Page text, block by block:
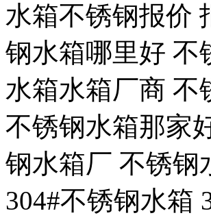
水箱不锈钢报价
钢水箱哪里好 不
水箱水箱厂商 不
不锈钢水箱那家
钢水箱厂 不锈钢
304#不锈钢水箱